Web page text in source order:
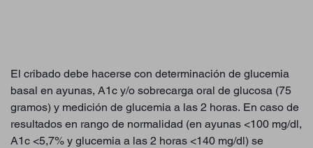
El cribado debe hacerse con determinación de glucemia
basal en ayunas, A1c y/o sobrecarga oral de glucosa (75
gramos) y medición de glucemia a las 2 horas. En caso de
resultados en rango de normalidad (en ayunas <100 mg/dl,
A1c <5,7% y glucemia a las 2 horas <140 mg/dl) se